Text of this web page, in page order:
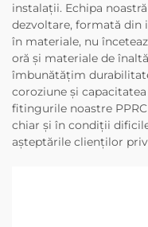
instalații. Echipa
dezvoltare, formată din
în materiale, nu
oră și materiale de
îmbunătățim
coroziune și
fitingurile noastre
chiar și în condiții
așteptările clienților